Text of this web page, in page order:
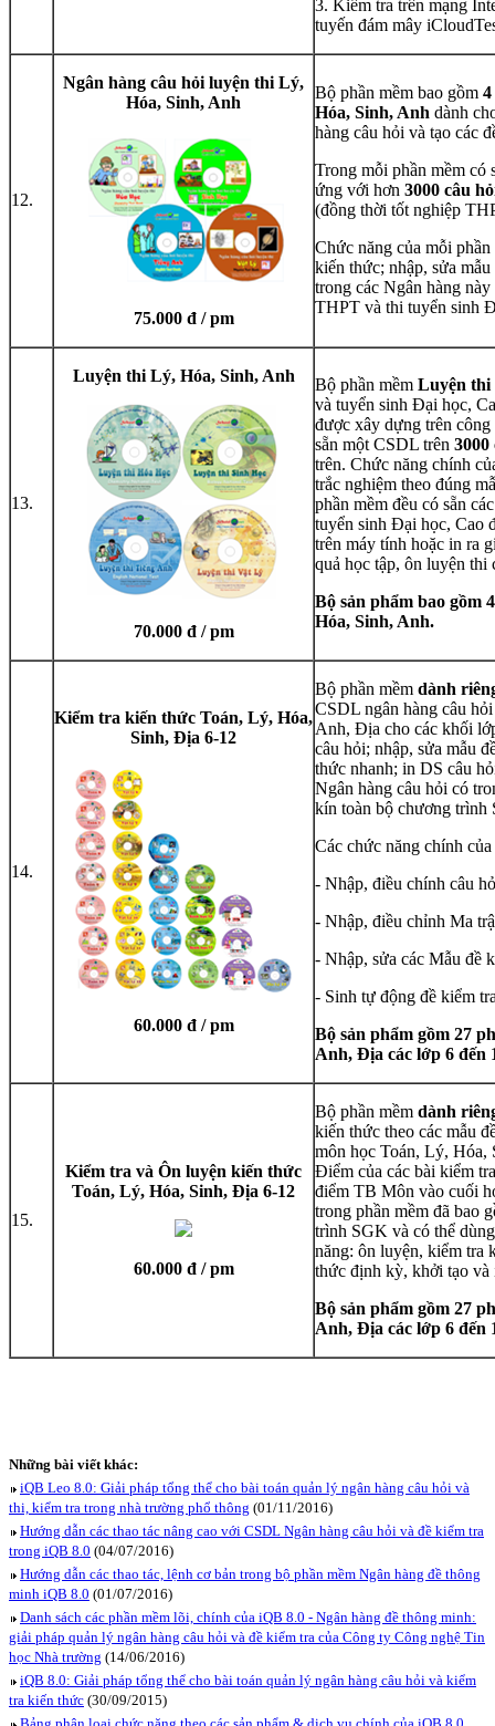
3. Kiểm tra trên mạng
tuyến đám mây
12.
Ngân hàng câu hỏi luyện thi Lý,
Hóa, Sinh, Anh
75.000 đ / pm
Bộ phần mềm bao gồm
Hóa, Sinh, Anh dành
hàng câu hỏi và tạo các
Trong mỗi phần mềm có
ứng với hơn 3000 câu
(đồng thời tốt nghiệp
Chức năng của mỗi
kiến thức; nhập, sửa
trong các Ngân hàng
THPT và thi tuyển sinh
13.
Luyện thi Lý, Hóa, Sinh, Anh
70.000 đ / pm
Bộ phần mềm Luyện thi
và tuyển sinh Đại học,
được xây dựng trên
sẵn một CSDL trên 3000
trên. Chức năng chính
trắc nghiệm theo đúng
phần mềm đều có sẵn
tuyển sinh Đại học, Cao
trên máy tính hoặc in ra
quả học tập, ôn luyện thi
Bộ sản phẩm bao gồm
Hóa, Sinh, Anh.
14.
Kiểm tra kiến thức Toán, Lý, Hóa,
Sinh, Địa 6-12
60.000 đ / pm
Bộ phần mềm dành
CSDL ngân hàng câu
Anh, Địa cho các khối
câu hỏi; nhập, sửa mẫu
thức nhanh; in DS câu
Ngân hàng câu hỏi có
kín toàn bộ chương trình
Các chức năng chính
- Nhập, điều chính câu
- Nhập, điều chỉnh Ma
- Nhập, sửa các Mẫu đề
- Sinh tự động đề kiểm
Bộ sản phẩm gồm 27
Anh, Địa các lớp 6 đến
15.
Kiểm tra và Ôn luyện kiến thức
Toán, Lý, Hóa, Sinh, Địa 6-12
60.000 đ / pm
Bộ phần mềm dành
kiến thức theo các mẫu
môn học Toán, Lý, Hóa,
Điểm của các bài kiểm
điểm TB Môn vào cuối
trong phần mềm đã bao
trình SGK và có thể
năng: ôn luyện, kiểm tra
thức định kỳ, khởi tạo và
Bộ sản phẩm gồm 27
Anh, Địa các lớp 6 đến
Những bài viết khác:
iQB Leo 8.0: Giải pháp tổng thể cho bài toán quản lý ngân hàng câu hỏi và
thi, kiểm tra trong nhà trường phổ thông (01/11/2016)
Hướng dẫn các thao tác nâng cao với CSDL Ngân hàng câu hỏi và đề kiểm tra
trong iQB 8.0 (04/07/2016)
Hướng dẫn các thao tác, lệnh cơ bản trong bộ phần mềm Ngân hàng đề thông
minh iQB 8.0 (01/07/2016)
Danh sách các phần mềm lõi, chính của iQB 8.0 - Ngân hàng đề thông minh:
giải pháp quản lý ngân hàng câu hỏi và đề kiểm tra của Công ty Công nghệ Tin
học Nhà trường (14/06/2016)
iQB 8.0: Giải pháp tổng thể cho bài toán quản lý ngân hàng câu hỏi và kiểm
tra kiến thức (30/09/2015)